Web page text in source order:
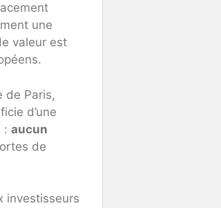
une
valeur est
de Paris,
d’une
: aucun
de
investisseurs